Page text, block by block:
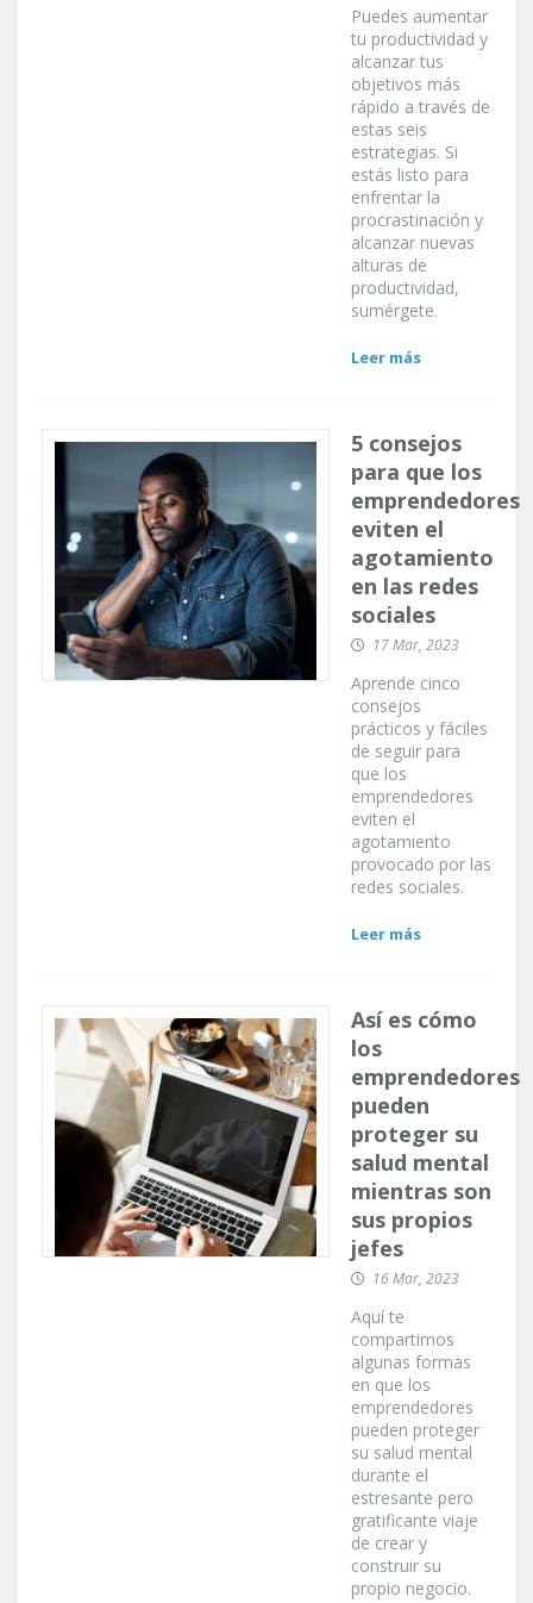
Puedes aumentar
tu productividad y
alcanzar tus
objetivos más
rápido a través de
estas seis
estrategias. Si
estás listo para
enfrentar la
procrastinación y
alcanzar nuevas
alturas de
productividad,
sumérgete.
Leer más
5 consejos
para que los
emprendedores
eviten el
agotamiento
en las redes
sociales
17 Mar, 2023
Aprende cinco
consejos
prácticos y fáciles
de seguir para
que los
emprendedores
eviten el
agotamiento
provocado por las
redes sociales.
Leer más
Así es cómo
los
emprendedores
pueden
proteger su
salud mental
mientras son
sus propios
jefes
16 Mar, 2023
Aquí te
compartimos
algunas formas
en que los
emprendedores
pueden proteger
su salud mental
durante el
estresante pero
gratificante viaje
de crear y
construir su
propio negocio.